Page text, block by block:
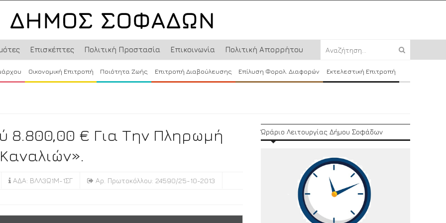
Επισκέπτες Πολιτική Προστασία Επικοινωνία Πολιτική Απορρήτου
Οικονομική Επιτροπή Ποιότητα Ζωής Επιτροπή Διαβούλευσης Επίλυση Φορολ. Διαφορών Εκτελεστική Επιτροπή
€ Για Την Πληρωμή
ΑΔΑ: ΒΛΛ3Ω1Μ-1ΣΓ Αρ. Πρωτοκόλλου: 24590/25-10-2013
Ώράριο Λειτουργίας Δήμου Σοφάδων